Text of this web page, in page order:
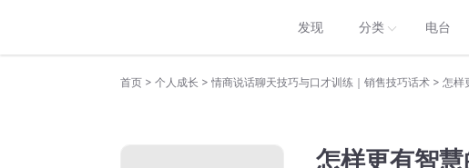
发现 分类 电台
首页 > 个人成长 > 情商说话聊天技巧与口才训练｜销售技巧话术 > 怎样
怎样更有智